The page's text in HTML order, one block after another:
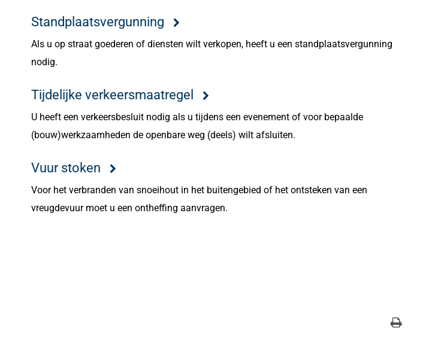
Standplaatsvergunning
Als u op straat goederen of diensten wilt verkopen, heeft u een standplaatsvergunning
nodig.
Tijdelijke verkeersmaatregel
U heeft een verkeersbesluit nodig als u tijdens een evenement of voor bepaalde
(bouw)werkzaamheden de openbare weg (deels) wilt afsluiten.
Vuur stoken
Voor het verbranden van snoeihout in het buitengebied of het ontsteken van een
vreugdevuur moet u een ontheffing aanvragen.